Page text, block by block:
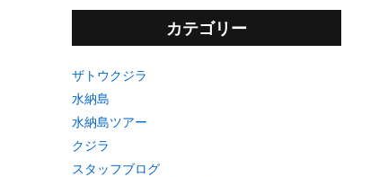
カテゴリー
ザトウクジラ
水納島
水納島ツアー
クジラ
スタッフブログ